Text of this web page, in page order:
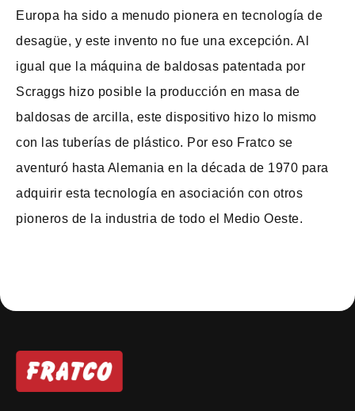
Europa ha sido a menudo pionera en tecnología de
desagüe, y este invento no fue una excepción. Al
igual que la máquina de baldosas patentada por
Scraggs hizo posible la producción en masa de
baldosas de arcilla, este dispositivo hizo lo mismo
con las tuberías de plástico. Por eso Fratco se
aventuró hasta Alemania en la década de 1970 para
adquirir esta tecnología en asociación con otros
pioneros de la industria de todo el Medio Oeste.